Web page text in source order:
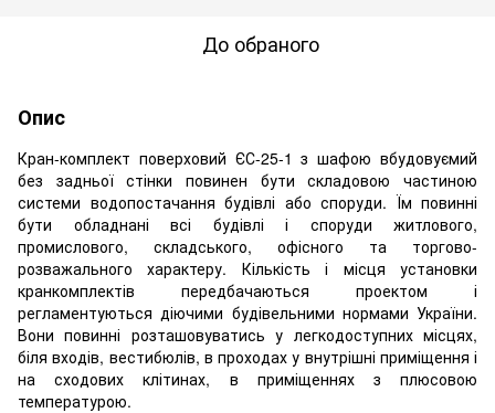
До обраного
Опис
Кран-комплект поверховий ЄС-25-1 з шафою вбудовуємий
без задньої стінки повинен бути складовою частиною
системи водопостачання будівлі або споруди. Їм повинні
бути обладнані всі будівлі і споруди житлового,
промислового, складського, офісного та торгово-
розважального характеру. Кількість і місця установки
кранкомплектів передбачаються проектом і
регламентуються діючими будівельними нормами України.
Вони повинні розташовуватись у легкодоступних місцях,
біля входів, вестибюлів, в проходах у внутрішні приміщення і
на сходових клітинах, в приміщеннях з плюсовою
температурою.